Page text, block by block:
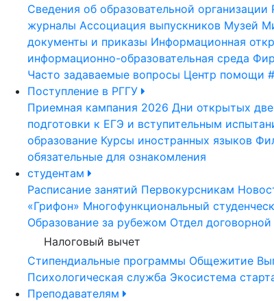
Сведения об образовательной организации
журналы Ассоциация выпускников Музей
документы и приказы Информационная
информационно-образовательная среда
Часто задаваемые вопросы Центр помощи
Поступление в РГГУ
Приемная кампания 2026 Дни открытых
подготовки к ЕГЭ и вступительным
образование Курсы иностранных языков
обязательные для ознакомления
студентам
Расписание занятий Первокурсникам
«Грифон» Многофункциональный
Образование за рубежом Отдел
Налоговый вычет
Стипендиальные программы Общежитие
Психологическая служба Экосистема
Преподавателям